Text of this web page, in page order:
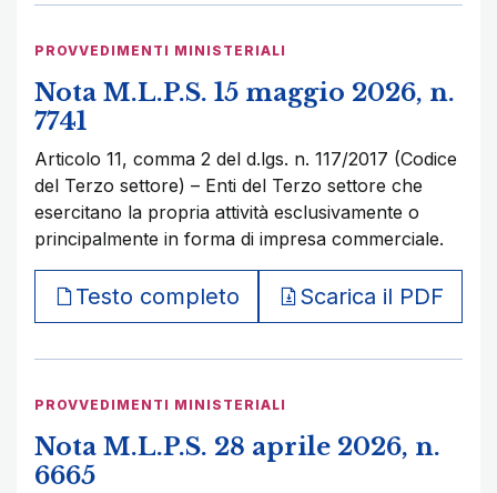
PROVVEDIMENTI MINISTERIALI
Nota M.L.P.S. 15 maggio 2026, n.
7741
Articolo 11, comma 2 del d.lgs. n. 117/2017 (Codice
del Terzo settore) – Enti del Terzo settore che
esercitano la propria attività esclusivamente o
principalmente in forma di impresa commerciale.
Testo completo Scarica il PDF
PROVVEDIMENTI MINISTERIALI
Nota M.L.P.S. 28 aprile 2026, n.
6665